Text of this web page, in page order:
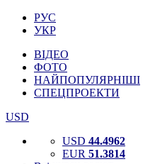
РУС
УКР
ВІДЕО
ФОТО
НАЙПОПУЛЯРНІШІ
СПЕЦПРОЕКТИ
USD
USD 44.4962
EUR 51.3814